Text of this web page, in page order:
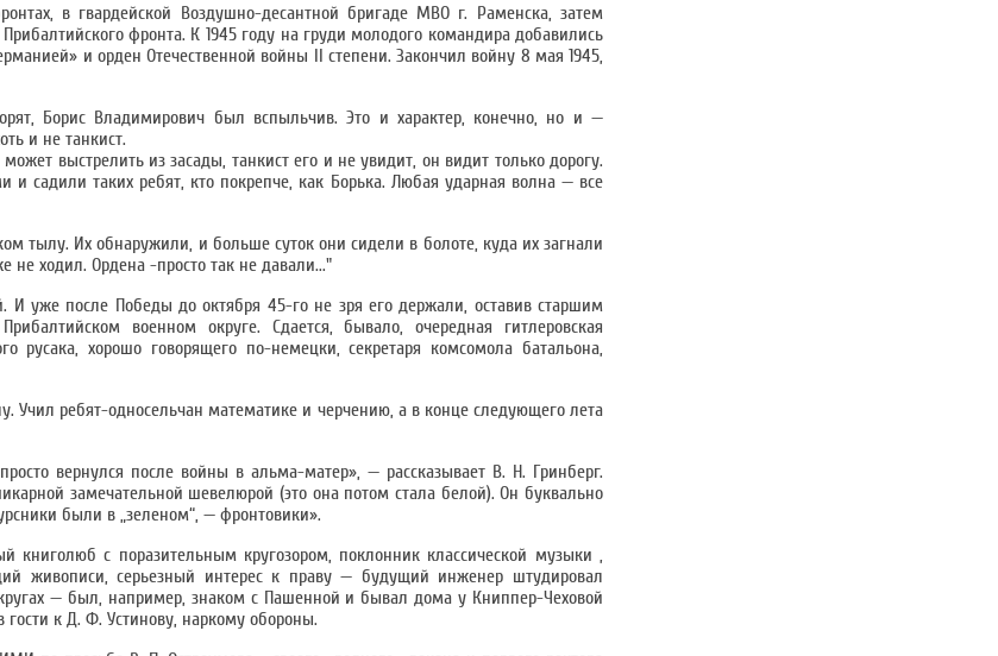
в гвардейской Воздушно-десантной бригаде МВО г. Раменска, затем
фронта. К 1945 году на груди молодого командира добавились
и орден Отечественной войны II степени. Закончил войну 8 мая 1945,
Борис Владимирович был вспыльчив. Это и характер, конечно, но и —
и не танкист.
выстрелить из засады, танкист его и не увидит, он видит только дорогу.
садили таких ребят, кто покрепче, как Борька. Любая ударная волна — все
тылу. Их обнаружили, и больше суток они сидели в болоте, куда их загнали
ходил. Ордена -просто так не давали..."
уже после Победы до октября 45-го не зря его держали, оставив старшим
военном округе. Сдается, бывало, очередная гитлеровская
русака, хорошо говорящего по-немецки, секретаря комсомола батальона,
Учил ребят-односельчан математике и черчению, а в конце следующего лета
вернулся после войны в альма-матер», — рассказывает В. Н. Гринберг.
замечательной шевелюрой (это она потом стала белой). Он буквально
были в „зеленом“, — фронтовики».
с поразительным кругозором, поклонник классической музыки ,
живописи, серьезный интерес к праву — будущий инженер штудировал
— был, например, знаком с Пашенной и бывал дома у Книппер-Чеховой
к Д. Ф. Устинову, наркому обороны.